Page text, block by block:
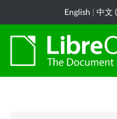
English 中文